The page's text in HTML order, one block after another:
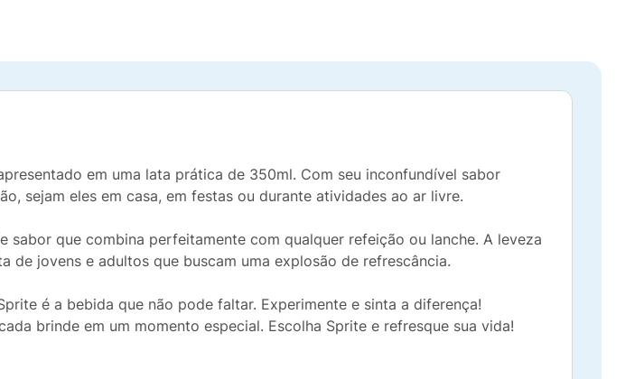
em uma lata prática de 350ml. Com seu inconfundível sabor
sejam eles em casa, em festas ou durante atividades ao ar livre.
que combina perfeitamente com qualquer refeição ou lanche. A leveza
jovens e adultos que buscam uma explosão de refrescância.
é a bebida que não pode faltar. Experimente e sinta a diferença!
brinde em um momento especial. Escolha Sprite e refresque sua vida!